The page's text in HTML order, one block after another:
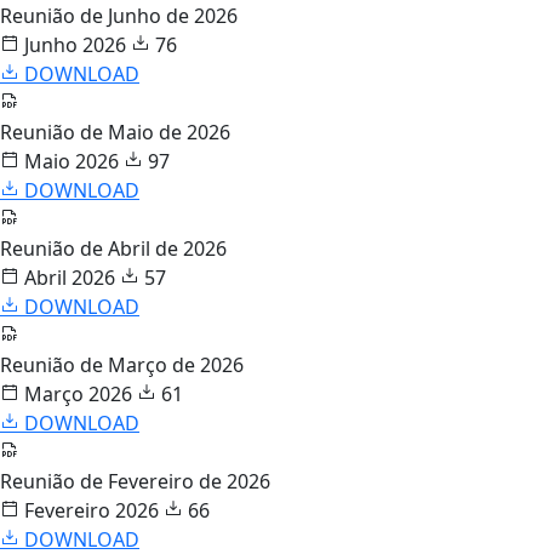
Reunião de Junho de 2026
Junho 2026
76
DOWNLOAD
Reunião de Maio de 2026
Maio 2026
97
DOWNLOAD
Reunião de Abril de 2026
Abril 2026
57
DOWNLOAD
Reunião de Março de 2026
Março 2026
61
DOWNLOAD
Reunião de Fevereiro de 2026
Fevereiro 2026
66
DOWNLOAD